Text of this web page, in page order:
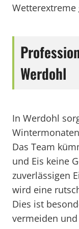
Wetterextreme
Werdohl
In Werdohl
Das Team
und Eis keine
zuverlässigen
wird eine
Dies ist
vermeiden